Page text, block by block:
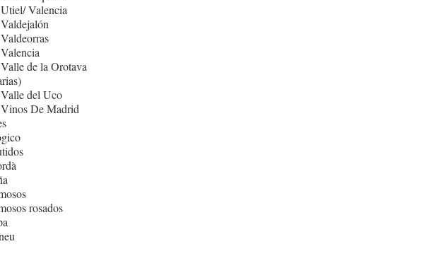
Valencia
de la Orotava
del Uco
De Madrid
rosados